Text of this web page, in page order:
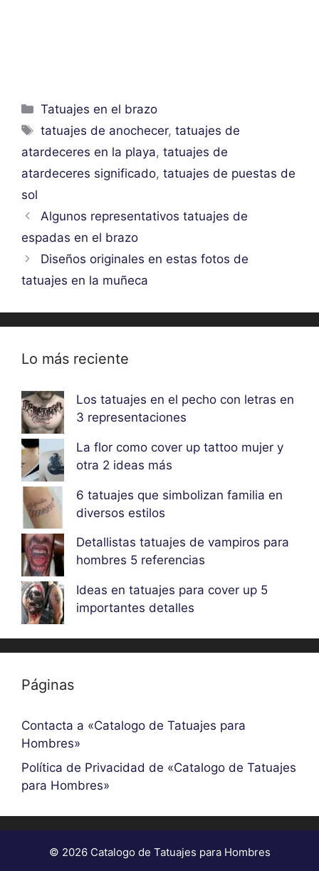
Categorías
Tatuajes en el brazo
Etiquetas
tatuajes de anochecer,tatuajes de
atardeceres en la playa, tatuajes de
atardeceres significado, tatuajes de puestas de
sol
Algunos representativos tatuajes de
espadas en el brazo
Diseños originales en estas fotos de
tatuajes en la muñeca
Lo más reciente
Los tatuajes en el pecho con letras en
3 representaciones
La flor como cover up tattoo mujer y
otra 2 ideas más
6 tatuajes que simbolizan familia en
diversos estilos
Detallistas tatuajes de vampiros para
hombres 5 referencias
Ideas en tatuajes para cover up 5
importantes detalles
Páginas
Contacta a «Catalogo de Tatuajes para
Hombres»
Política de Privacidad de «Catalogo de Tatuajes
para Hombres»
© 2026 Catalogo de Tatuajes para Hombres